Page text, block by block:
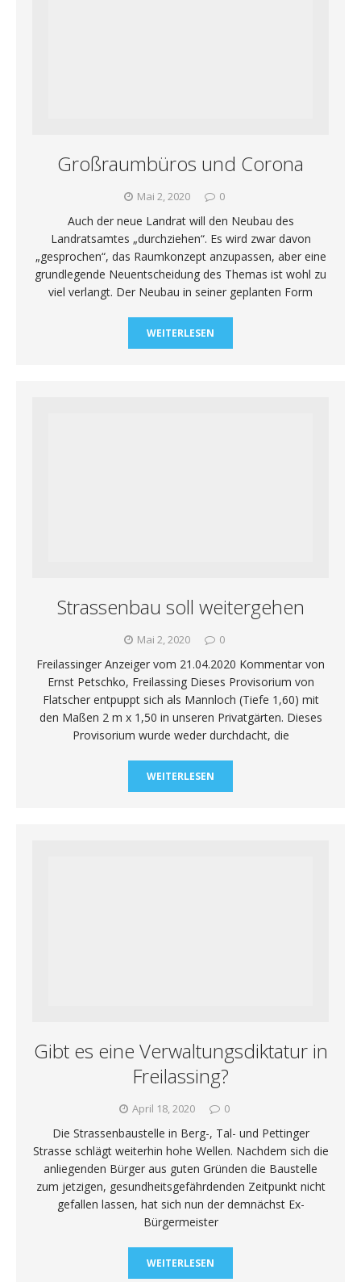
Großraumbüros und Corona
Mai 2, 2020 0
Auch der neue Landrat will den Neubau des
Landratsamtes „durchziehen“. Es wird zwar davon
„gesprochen“, das Raumkonzept anzupassen, aber eine
grundlegende Neuentscheidung des Themas ist wohl zu
viel verlangt. Der Neubau in seiner geplanten Form
WEITERLESEN
Strassenbau soll weitergehen
Mai 2, 2020 0
Freilassinger Anzeiger vom 21.04.2020 Kommentar von
Ernst Petschko, Freilassing Dieses Provisorium von
Flatscher entpuppt sich als Mannloch (Tiefe 1,60) mit
den Maßen 2 m x 1,50 in unseren Privatgärten. Dieses
Provisorium wurde weder durchdacht, die
WEITERLESEN
Gibt es eine Verwaltungsdiktatur in
Freilassing?
April 18, 2020 0
Die Strassenbaustelle in Berg-, Tal- und Pettinger
Strasse schlägt weiterhin hohe Wellen. Nachdem sich die
anliegenden Bürger aus guten Gründen die Baustelle
zum jetzigen, gesundheitsgefährdenden Zeitpunkt nicht
gefallen lassen, hat sich nun der demnächst Ex-
Bürgermeister
WEITERLESEN